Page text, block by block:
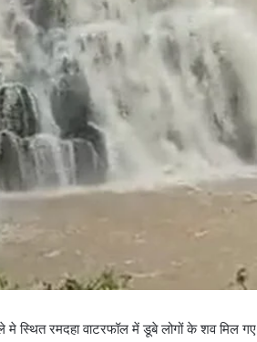
मे स्थित रमदहा वाटरफॉल में डूबे लोगों के शव मिल